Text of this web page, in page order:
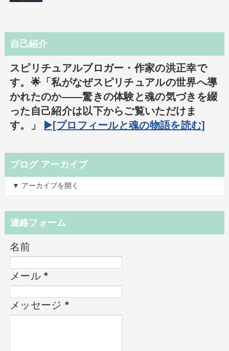
自己紹介
スピリチュアルブロガー・作家の洪正幸で
す。🌟「私がなぜスピリチュアルの世界へ導
かれたのか――驚きの体験と魂の気づきを綴
った自己紹介は以下からご覧いただけま
す。」
▶️[プロフィールと魂の物語を読む]
ブログ アーカイブ
▼ アーカイブを開く
連絡フォーム
名前
メール*
メッセージ *